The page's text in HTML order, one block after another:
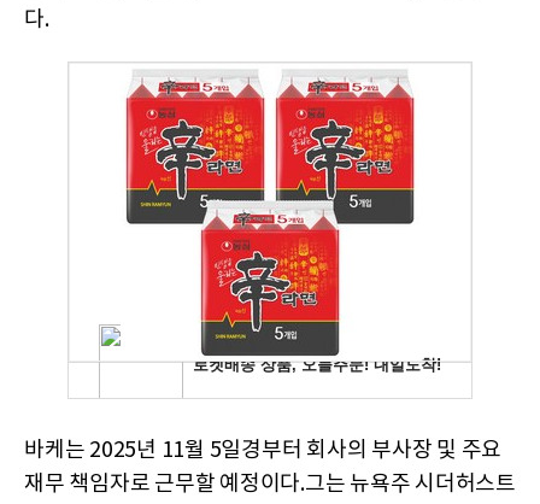
다.
바케는 2025년 11월 5일경부터 회사의 부사장 및 주요
재무 책임자로 근무할 예정이다.그는 뉴욕주 시더허스트